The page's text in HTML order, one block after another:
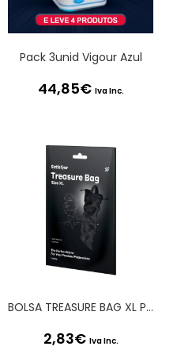
Pack 3unid Vigour Azul
44,85€ Iva Inc.
BOLSA TREASURE BAG XL PRETA SATISFYER
2,83€ Iva Inc.